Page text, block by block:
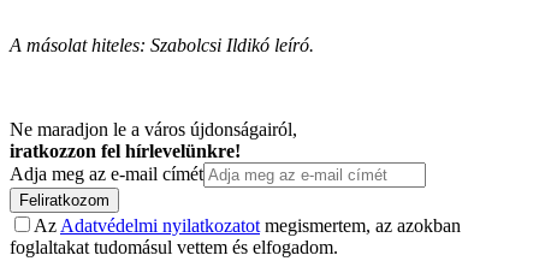
A másolat hiteles: Szabolcsi Ildikó leíró.
Ne maradjon le a város újdonságairól,
iratkozzon fel hírlevelünkre!
Adja meg az e-mail címét
Feliratkozom
Az Adatvédelmi nyilatkozatot megismertem, az azokban
foglaltakat tudomásul vettem és elfogadom.